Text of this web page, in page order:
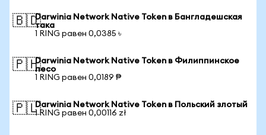
🇧🇩Darwinia Network Native Token в Бангладешская
така
1 RING равен 0,0385 ৳
🇵🇭Darwinia Network Native Token в Филиппинское
песо
1 RING равен 0,0189 ₱
🇵🇱Darwinia Network Native Token в Польский злотый
1 RING равен 0,00116 zł